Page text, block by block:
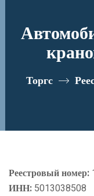
базе
Торгс
Реестровый номер:
ИНН: 5013038508